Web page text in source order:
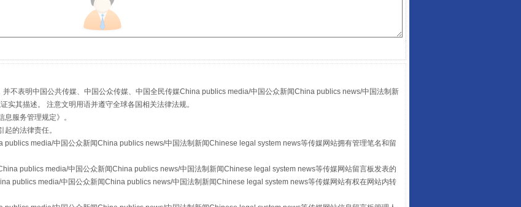
从幼儿园到大学，有这些资助
不表明中国公共传媒、中国公众传媒、中国全民传媒China publics media/中国公众新闻China publics news/中国法制新
其描述。 注意文明用语并遵守全球各国相关法律法规。
息服务管理规定》。
的法律责任。
publics media/中国公众新闻China publics news/中国法制新闻Chinese legal system news等传媒网站拥有管理笔名和留
publics media/中国公众新闻China publics news/中国法制新闻Chinese legal system news等传媒网站留言板发表的
publics media/中国公众新闻China publics news/中国法制新闻Chinese legal system news等传媒网站有权在网站内转